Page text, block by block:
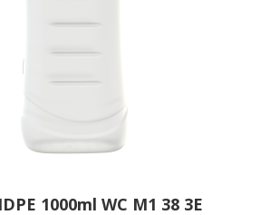
1000ml WC M1 38 3E